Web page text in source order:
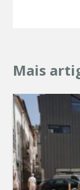
Mais